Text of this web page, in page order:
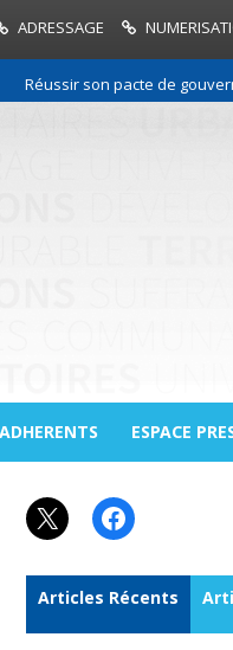
ADRESSAGE
son pacte de gouvernance
ESPACE
X Facebook
Articles Récents